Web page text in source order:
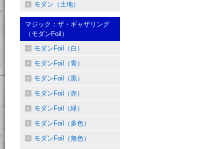
モダン（土地）
マジック：ザ・ギャザリング
（モダンFoil）
モダンFoil（白）
モダンFoil（青）
モダンFoil（黒）
モダンFoil（赤）
モダンFoil（緑）
モダンFoil（多色）
モダンFoil（無色）